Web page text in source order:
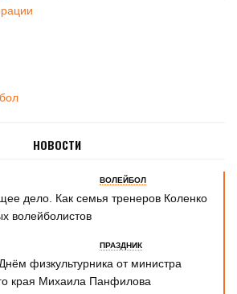
НОВОСТИ
ВОЛЕЙБОЛ
дело. Как семья тренеров Коленко
волейболистов
ПРАЗДНИК
физкультурника от министра
края Михаила Панфилова